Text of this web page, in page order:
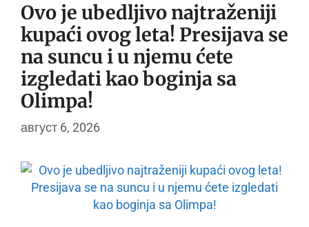
Ovo je ubedljivo najtraženiji
kupaći ovog leta! Presijava se
na suncu i u njemu ćete
izgledati kao boginja sa
Olimpa!
август 6, 2026